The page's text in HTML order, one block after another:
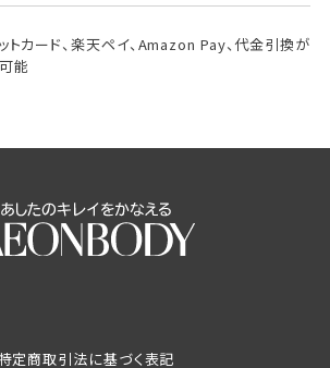
トカード、楽天ペイ、Amazon Pay、代金引換が
能
定商取引法に基づく表記